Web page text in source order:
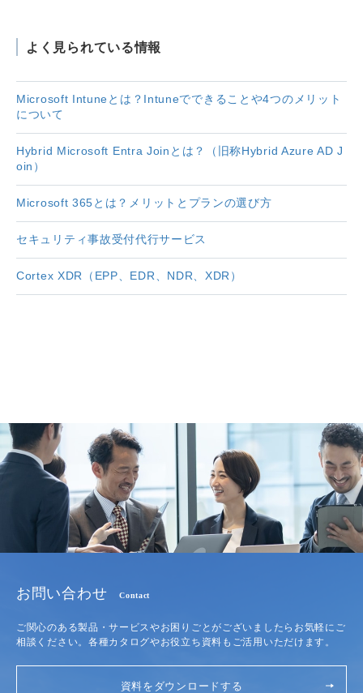
よく見られている情報
Microsoft Intuneとは？Intuneでできることや4つのメリット
について
Hybrid Microsoft Entra Joinとは？（旧称Hybrid Azure AD J
oin）
Microsoft 365とは？メリットとプランの選び方
セキュリティ事故受付代行サービス
Cortex XDR（EPP、EDR、NDR、XDR）
お問い合わせ Contact
ご関心のある製品・サービスやお困りごとがございましたらお気軽にご
相談ください。各種カタログやお役立ち資料もご活用いただけます。
資料をダウンロードする